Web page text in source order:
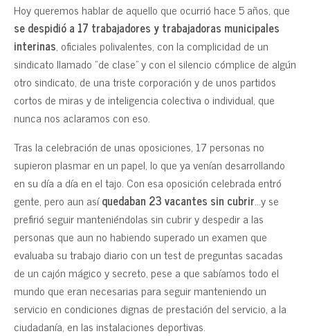
Hoy queremos hablar de aquello que ocurrió hace 5 años, que
se despidió a 17 trabajadores y trabajadoras municipales
interinas, oficiales polivalentes, con la complicidad de un
sindicato llamado “de clase” y con el silencio cómplice de algún
otro sindicato, de una triste corporación y de unos partidos
cortos de miras y de inteligencia colectiva o individual, que
nunca nos aclaramos con eso.
Tras la celebración de unas oposiciones, 17 personas no
supieron plasmar en un papel, lo que ya venían desarrollando
en su día a día en el tajo. Con esa oposición celebrada entró
gente, pero aun asíquedaban 23 vacantes sin cubrir…y se
prefirió seguir manteniéndolas sin cubrir y despedir a las
personas que aun no habiendo superado un examen que
evaluaba su trabajo diario con un test de preguntas sacadas
de un cajón mágico y secreto, pese a que sabíamos todo el
mundo que eran necesarias para seguir manteniendo un
servicio en condiciones dignas de prestación del servicio, a la
ciudadanía, en las instalaciones deportivas.